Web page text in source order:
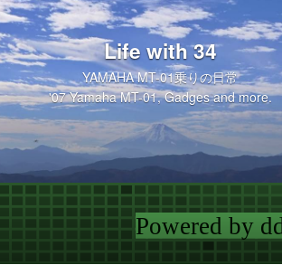
Life with 34
YAMAHA MT-01乗りの日常
'07 Yamaha MT-01, Gadges and more.